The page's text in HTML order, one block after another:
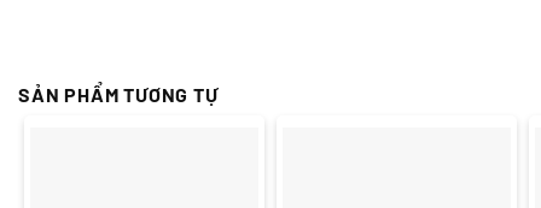
SẢN PHẨM TƯƠNG TỰ